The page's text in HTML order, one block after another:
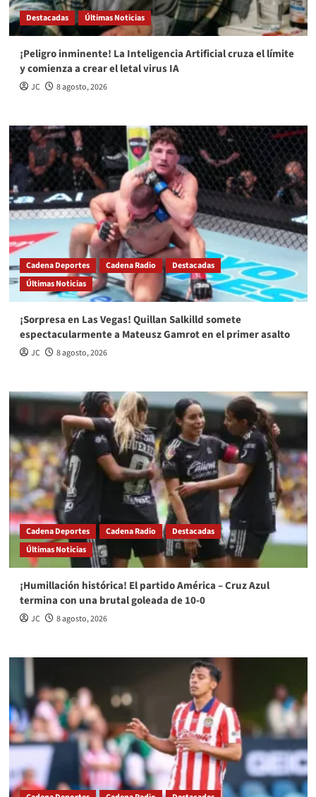
Destacadas Últimas Noticias
¡Peligro inminente! La Inteligencia Artificial cruza el límite
y comienza a crear el letal virus IA
JC 8 agosto, 2026
Cadena Deportes Cadena Radio
Destacadas
Últimas Noticias
¡Sorpresa en Las Vegas! Quillan Salkilld somete
espectacularmente a Mateusz Gamrot en el primer asalto
JC 8 agosto, 2026
Cadena Deportes Cadena Radio
Destacadas
Últimas Noticias
¡Humillación histórica! El partido América – Cruz Azul
termina con una brutal goleada de 10-0
JC 8 agosto, 2026